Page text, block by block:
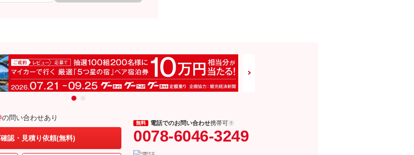
の問い合わせあり
認・見積り依頼(無料)
無料 電話でのお問い合わせ携帯可
0078-6046-3249